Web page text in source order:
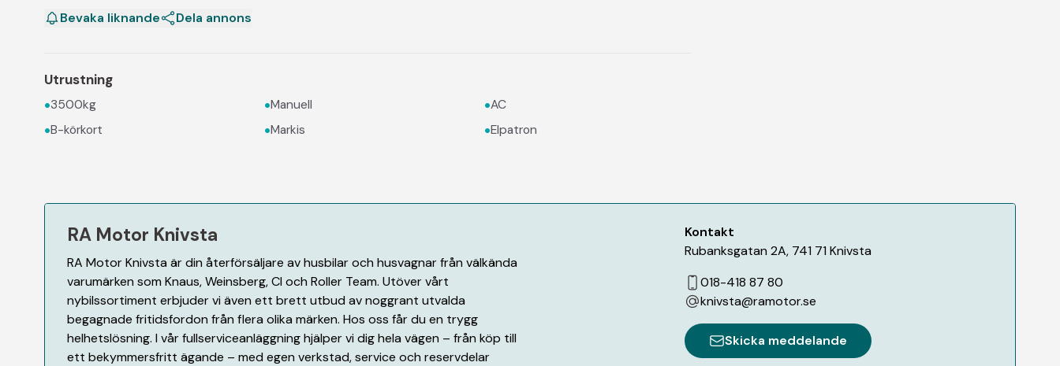
Bevaka liknande Dela annons
Utrustning
•3500kg
•B-körkort
•Manuell
•Markis
•AC
•Elpatron
RA Motor Knivsta
RA Motor Knivsta är din återförsäljare av husbilar och husvagnar från välkända
varumärken som Knaus, Weinsberg, CI och Roller Team. Utöver vårt
nybilssortiment erbjuder vi även ett brett utbud av noggrant utvalda
begagnade fritidsfordon från flera olika märken. Hos oss får du en trygg
helhetslösning. I vår fullserviceanläggning hjälper vi dig hela vägen – från köp till
ett bekymmersfritt ägande – med egen verkstad, service och reservdelar
Kontakt
Rubanksgatan 2A, 741 71 Knivsta
018-418 87 80
knivsta@ramotor.se
Skicka meddelande